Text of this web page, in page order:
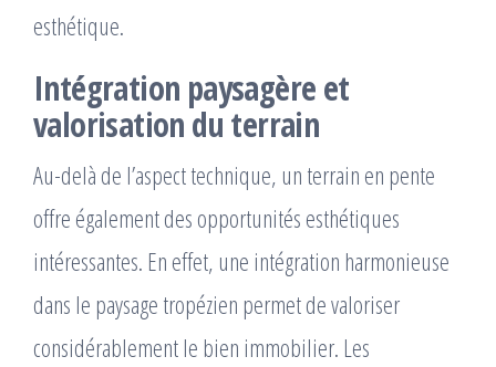
esthétique.
Intégration paysagère et
valorisation du terrain
Au-delà de l’aspect technique, un terrain en pente
offre également des opportunités esthétiques
intéressantes. En effet, une intégration harmonieuse
dans le paysage tropézien permet de valoriser
considérablement le bien immobilier. Les